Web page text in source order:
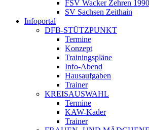
FSV Wacker Zehren 1990
SV Sachsen Zeithain
Infoportal
DFB-STÜTZPUNKT
Termine
Konzept
Trainingspläne
Info-Abend
Hausaufgaben
Trainer
KREISAUSWAHL
Termine
KAW-Kader
Trainer